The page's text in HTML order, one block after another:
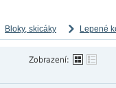
Bloky, skicáky Lepené
Zobrazení: